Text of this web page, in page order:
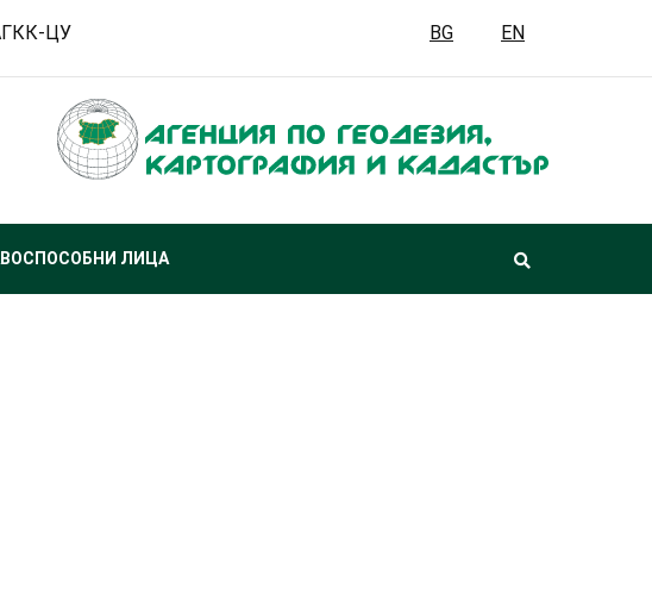
ЦУ BG EN
ЛИЦА